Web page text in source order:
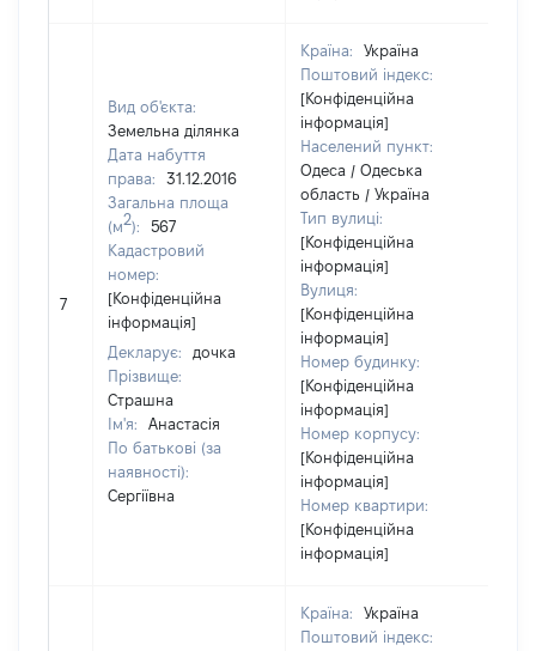
7
Вид об'єкта:
Земельна ділянка
Дата набуття
права:
31.12.2016
Загальна площа
(м2):
567
Кадастровий
номер:
[Конфіденційна
інформація]
Декларує:
дочка
Прізвище:
Страшна
Ім'я:
Анастасія
По батькові (за
наявності):
Сергіївна
Країна:
Україна
Поштовий індекс:
[Конфіденційна
інформація]
Населений пункт:
Одеса / Одеська
область / Україна
Тип вулиці:
[Конфіденційна
інформація]
Вулиця:
[Конфіденційна
інформація]
Номер будинку:
[Конфіденційна
інформація]
Номер корпусу:
[Конфіденційна
інформація]
Номер квартири:
[Конфіденційна
інформація]
Країна:
Україна
Поштовий індекс: